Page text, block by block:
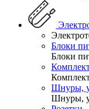
Блоки
Блоки
Шнуры,
Шнуры,